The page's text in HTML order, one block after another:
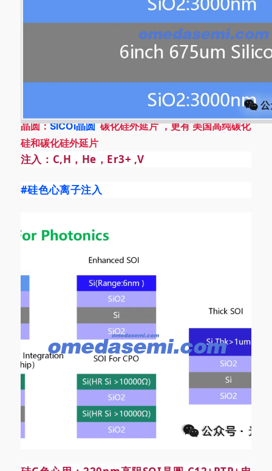
晶圆：SICOi晶圆碳化硅外延片 ，更有 美国高纯碳化
硅和碳化硅外延片
注入：C,H，He，Er3+ ,V
#硅色心离子注入